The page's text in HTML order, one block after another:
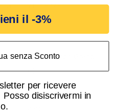
E27 (Attacco Grand
e)
4000°K (Luce Natur
il -3%
senza Sconto
promozionali
per ricevere
disiscrivermi in